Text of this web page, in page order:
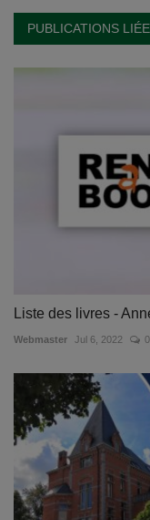
PUBLICATIONS
Liste des livres -
Webmaster Jul 6, 2022 0